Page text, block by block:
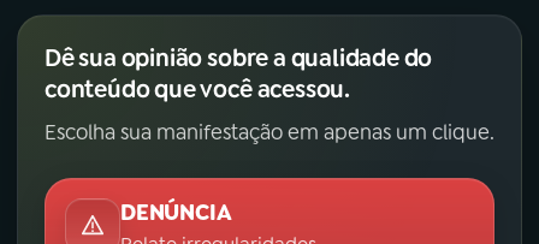
Dê sua opinião sobre a qualidade do
conteúdo que você acessou.
Escolha sua manifestação em apenas um clique.
DENÚNCIA